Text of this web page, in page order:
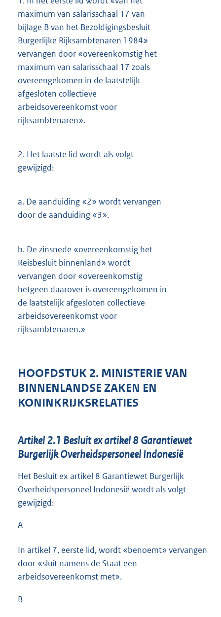
maximum van salarisschaal 17 van
bijlage B van het Bezoldigingsbesluit
Burgerlijke Rijksambtenaren 1984»
vervangen door «overeenkomstig het
maximum van salarisschaal 17 zoals
overeengekomen in de laatstelijk
afgesloten collectieve
arbeidsovereenkomst voor
rijksambtenaren».
2. Het laatste lid wordt als volgt
gewijzigd:
a. De aanduiding «2» wordt vervangen
door de aanduiding «3».
b. De zinsnede «overeenkomstig het
Reisbesluit binnenland» wordt
vervangen door «overeenkomstig
hetgeen daarover is overeengekomen in
de laatstelijk afgesloten collectieve
arbeidsovereenkomst voor
rijksambtenaren.»
HOOFDSTUK 2. MINISTERIE VAN
BINNENLANDSE ZAKEN EN
KONINKRIJKSRELATIES
Artikel 2.1 Besluit ex artikel 8 Garantiewet
Burgerlijk Overheidspersoneel Indonesië
Het Besluit ex artikel 8 Garantiewet Burgerlijk
Overheidspersoneel Indonesië wordt als volgt
gewijzigd:
A
In artikel 7, eerste lid, wordt «benoemt» vervangen
door «sluit namens de Staat een
arbeidsovereenkomst met».
B